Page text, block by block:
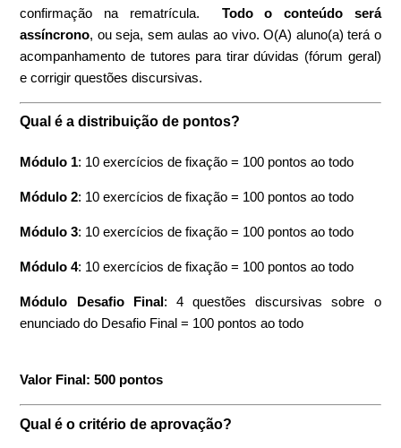
confirmação na rematrícula.
Todo o conteúdo será
assíncrono, ou seja, sem aulas ao vivo. O(A) aluno(a) terá o
acompanhamento de tutores para tirar dúvidas (fórum geral)
e corrigir questões discursivas.
Qual é a distribuição de pontos?
Módulo 1: 10 exercícios de fixação = 100 pontos ao todo
Módulo 2: 10 exercícios de fixação = 100 pontos ao todo
Módulo 3: 10 exercícios de fixação = 100 pontos ao todo
Módulo 4: 10 exercícios de fixação = 100 pontos ao todo
Módulo Desafio Final: 4 questões discursivas sobre o
enunciado do Desafio Final = 100 pontos ao todo
Valor Final: 500 pontos​
Qual é o critério de aprovação?